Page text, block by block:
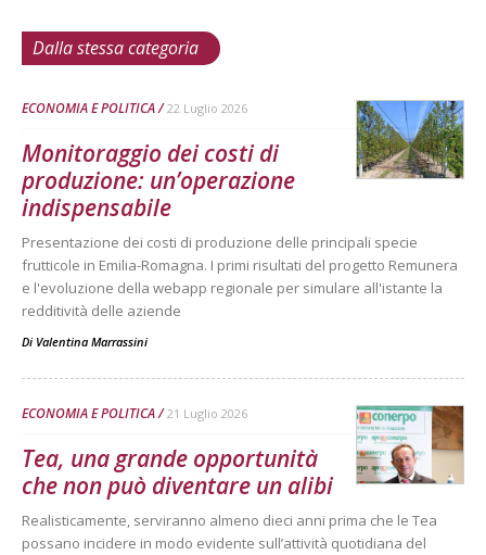
Dalla stessa categoria
ECONOMIA E POLITICA 22 Luglio 2026
Monitoraggio dei costi di
produzione: un’operazione
indispensabile
Presentazione dei costi di produzione delle principali specie
frutticole in Emilia-Romagna. I primi risultati del progetto Remunera
e l'evoluzione della webapp regionale per simulare all'istante la
redditività delle aziende
Di Valentina Marrassini
ECONOMIA E POLITICA 21 Luglio 2026
Tea, una grande opportunità
che non può diventare un alibi
Realisticamente, serviranno almeno dieci anni prima che le Tea
possano incidere in modo evidente sull’attività quotidiana del